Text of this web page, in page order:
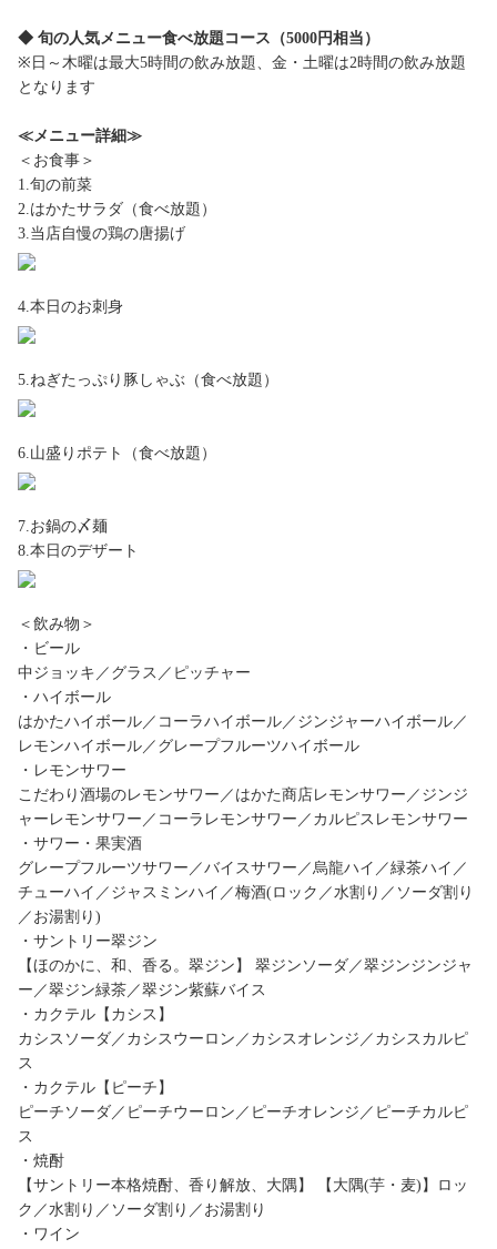
◆ 旬の人気メニュー食べ放題コース（5000円相当）
※日～木曜は最大5時間の飲み放題、金・土曜は2時間の飲み放題
となります
≪メニュー詳細≫
＜お食事＞
1.旬の前菜
2.はかたサラダ（食べ放題）
3.当店自慢の鶏の唐揚げ
4.本日のお刺身
5.ねぎたっぷり豚しゃぶ（食べ放題）
6.山盛りポテト（食べ放題）
7.お鍋の〆麺
8.本日のデザート
＜飲み物＞
・ビール
中ジョッキ／グラス／ピッチャー
・ハイボール
はかたハイボール／コーラハイボール／ジンジャーハイボール／
レモンハイボール／グレープフルーツハイボール
・レモンサワー
こだわり酒場のレモンサワー／はかた商店レモンサワー／ジンジ
ャーレモンサワー／コーラレモンサワー／カルピスレモンサワー
・サワー・果実酒
グレープフルーツサワー／バイスサワー／烏龍ハイ／緑茶ハイ／
チューハイ／ジャスミンハイ／梅酒(ロック／水割り／ソーダ割り
／お湯割り)
・サントリー翠ジン
【ほのかに、和、香る。翠ジン】 翠ジンソーダ／翠ジンジンジャ
ー／翠ジン緑茶／翠ジン紫蘇バイス
・カクテル【カシス】
カシスソーダ／カシスウーロン／カシスオレンジ／カシスカルピ
ス
・カクテル【ピーチ】
ピーチソーダ／ピーチウーロン／ピーチオレンジ／ピーチカルピ
ス
・焼酎
【サントリー本格焼酎、香り解放、大隅】 【大隅(芋・麦)】ロッ
ク／水割り／ソーダ割り／お湯割り
・ワイン